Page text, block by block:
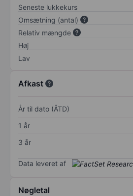
Seneste lukkekurs
Omsætning (antal)
Relativ mængde
Høj
Lav
Afkast
År til dato (ÅTD)
1 år
3 år
Data leveret af
Nøgletal